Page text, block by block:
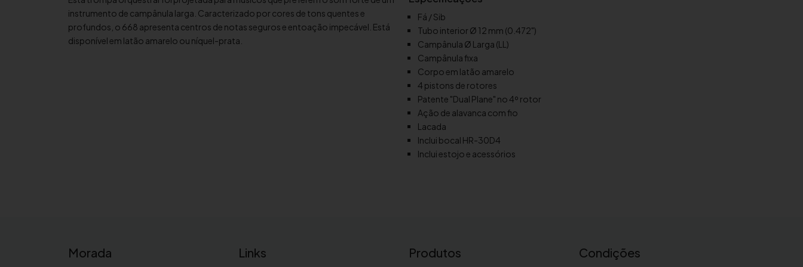
d
e
T
o
m
p
a
D
u
p
h
a
instrumento de campânula larga. Caracterizado por cores de tons quentes e
profundos, o 668 apresenta centros de notas seguros e entoação impecável. Está
disponível em latão amarelo ou níquel-prata.
Fá / Sib
Tubo interior Ø 12 mm (0.472")
Campânula Ø Larga (LL)
Campânula fixa
Corpo em latão amarelo
4 pistons de rotores
Patente "Dual Plane" no 4º rotor
Ação de alavanca com fio
Lacada
Inclui bocal HR-30D4
Inclui estojo e acessórios
Morada Links Produtos Condições